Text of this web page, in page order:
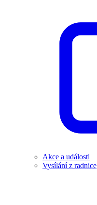
Akce a události
Vysílání z radnice